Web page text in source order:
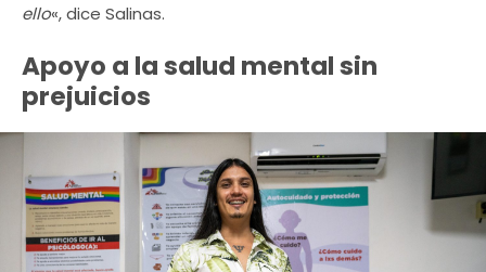
ello«, dice Salinas.
Apoyo a la salud mental sin
prejuicios